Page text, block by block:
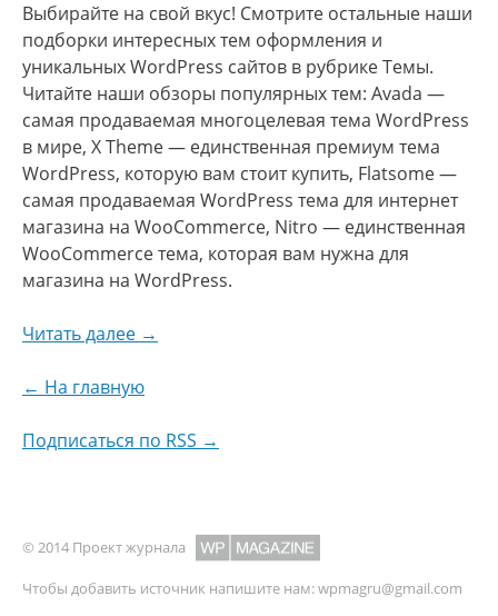
Выбирайте на свой вкус! Смотрите остальные наши
подборки интересных тем оформления и
уникальных WordPress сайтов в рубрике Темы.
Читайте наши обзоры популярных тем: Avada —
самая продаваемая многоцелевая тема WordPress
в мире, X Theme — единственная премиум тема
WordPress, которую вам стоит купить, Flatsome —
самая продаваемая WordPress тема для интернет
магазина на WooCommerce, Nitro — единственная
WooCommerce тема, которая вам нужна для
магазина на WordPress.
Читать далее →
← На главную
Подписаться по RSS →
© 2014 Проект журнала
Чтобы добавить источник напишите нам:wpmagru@gmail.com